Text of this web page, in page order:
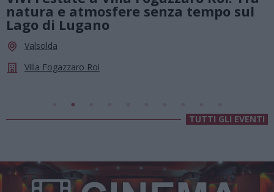
Summer Green Festival: fino al 23
agosto, musica e divertimento sotto
le stelle a Cassano Magnago
TUTTI GLI EVENTI